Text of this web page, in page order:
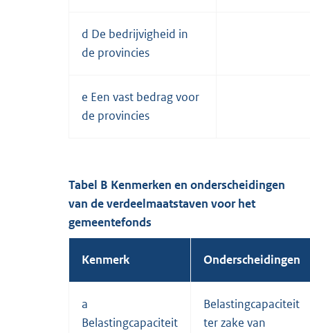
d De bedrijvigheid in
de provincies
e Een vast bedrag voor
de provincies
Tabel B Kenmerken en onderscheidingen
van de verdeelmaatstaven voor het
gemeentefonds
Kenmerk Onderscheidingen
a
Belastingcapaciteit
Belastingcapaciteit
ter zake van